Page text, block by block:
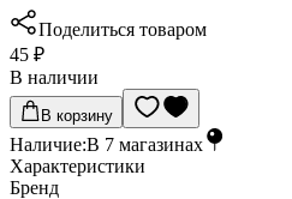
Поделиться товаром
45 ₽
В наличии
В корзину
Наличие:В 7 магазинах
Характеристики
Бренд